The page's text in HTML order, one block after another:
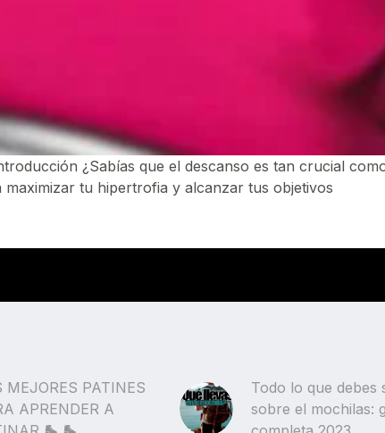
¿Sabías que el descanso es tan crucial
tu hipertrofia y alcanzar tus objetivos
MEJORES PATINES
APRENDER A
Todo lo que debes
sobre el mochilas: